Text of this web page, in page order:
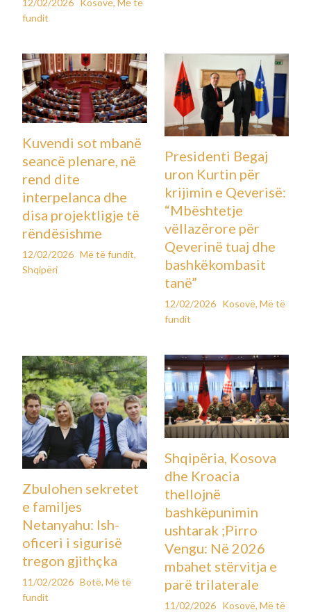
fundit
Kuvendi sot mbanë
seancë plenare, në
rend dite
interpelanca dhe
disa projektligje të
rëndësishme
12/02/2026 Më të fundit,
Shqipëri
Presidenti Begaj
uron Kurtin për
krijimin e Qeverisë:
“Mbështetje
vëllazërore për
Qeverinë tuaj dhe
bashkëkombasit
tanë”
12/02/2026 Kosovë, Më të
fundit
Zbulohen sekretet
e familjes
Netanyahu: Ish-
oficeri i sigurisë
tregon gjithçka
11/02/2026 Botë,Më të
fundit
Shqipëria, Kosova
dhe Kroacia
thellojnë
bashkëpunimin
ushtarak ;Pirro
Vengu: Në 2026
mbahet stërvitja e
parë trilaterale
11/02/2026 Kosovë, Më të